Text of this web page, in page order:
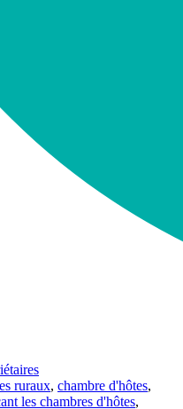
ruraux, chambre d'hôtes,
les chambres d'hôtes,